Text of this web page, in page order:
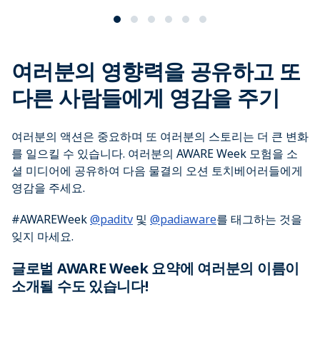
여러분의 영향력을 공유하고 또
다른 사람들에게 영감을 주기
여러분의 액션은 중요하며 또 여러분의 스토리는 더 큰 변화
를 일으킬 수 있습니다. 여러분의 AWARE Week 모험을 소
셜 미디어에 공유하여 다음 물결의 오션 토치베어러들에게
영감을 주세요.
#AWAREWeek@paditv 및 @padiaware​를 태그하는 것을
잊지 마세요.
글로벌 AWARE Week 요약에 여러분의 이름이
소개될 수도 있습니다!